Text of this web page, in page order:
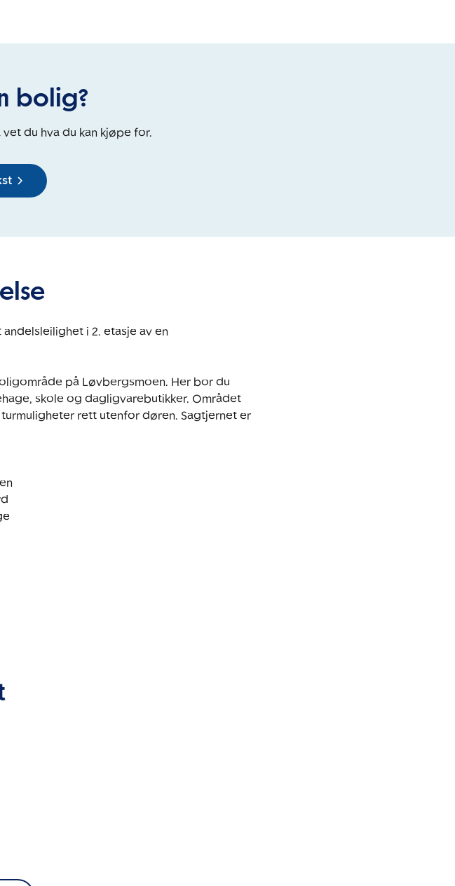
bolig?
du hva du kan kjøpe for.
i 2. etasje av en
på Løvbergsmoen. Her bor du
skole og dagligvarebutikker. Området
rett utenfor døren. Sagtjernet er